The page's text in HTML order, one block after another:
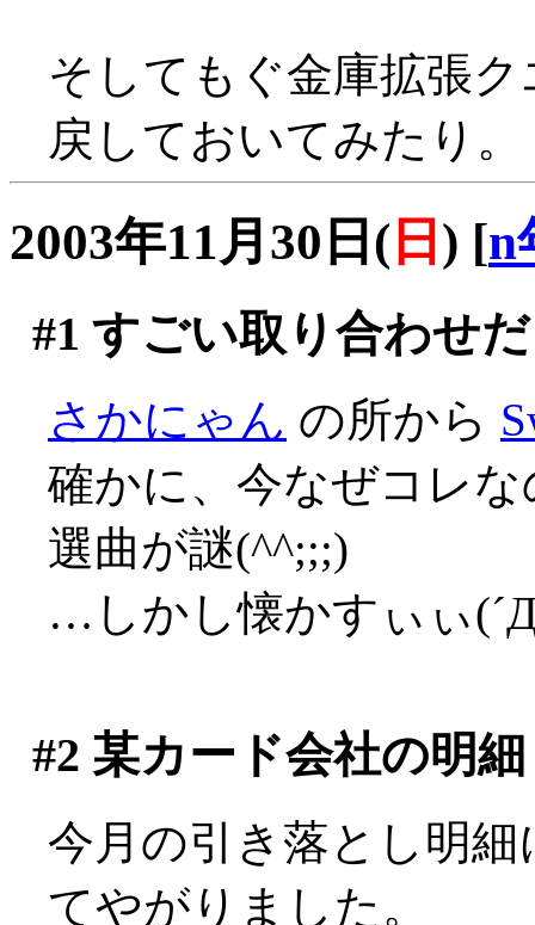
そしてもぐ金庫拡張
戻しておいてみたり。
2003年11月30日( 日 ) [n
#1 すごい取り合わせだ
さかにゃん の所から
確かに、今なぜコレ
選曲が謎(^^;;;)
…しかし懐かすぃぃ
#2 某カード会社の明細
今月の引き落とし明
てやがりました。